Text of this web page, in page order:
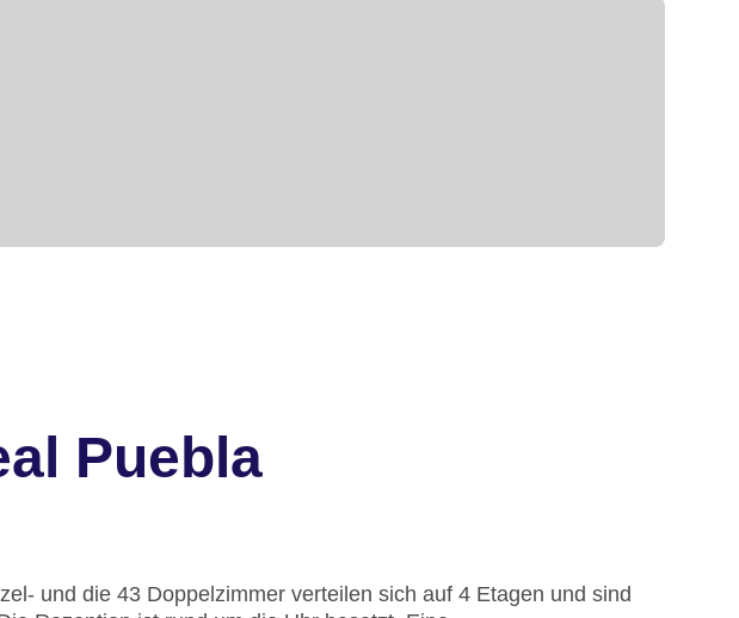
Puebla
und die 43 Doppelzimmer verteilen sich auf 4 Etagen und sind